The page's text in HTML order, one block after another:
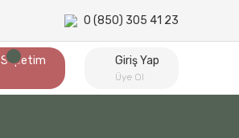
0 (850) 305 41 23
Sepetim Giriş Yap
Üye Ol